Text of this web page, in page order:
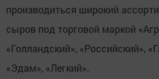
производиться широкий
сыров под торговой маркой
«Голландский», «Российский»,
«Эдам», «Легкий».